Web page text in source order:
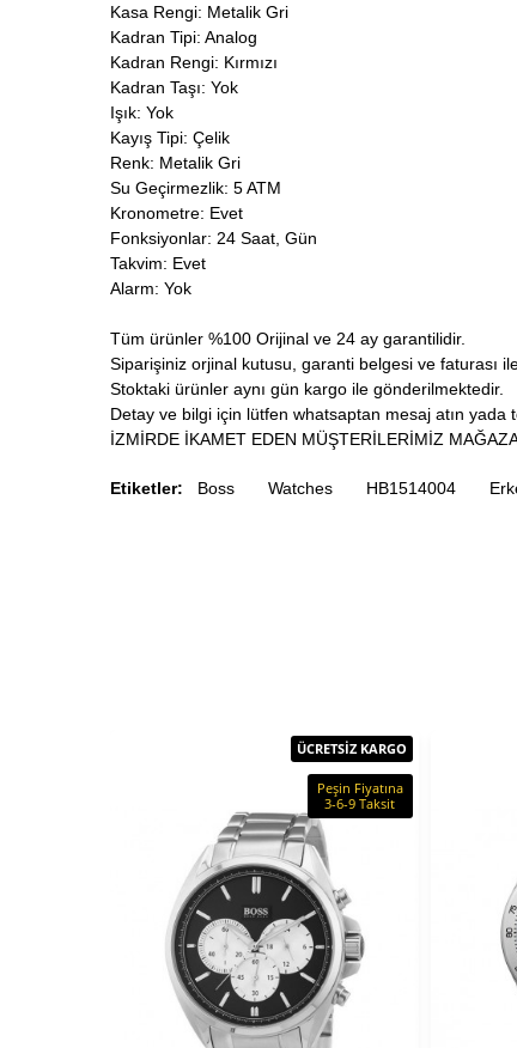
Kasa Rengi: Metalik Gri
Kadran Tipi: Analog
Kadran Rengi: Kırmızı
Kadran Taşı: Yok
Işık: Yok
Kayış Tipi: Çelik
Renk: Metalik Gri
Su Geçirmezlik: 5 ATM
Kronometre: Evet
Fonksiyonlar: 24 Saat, Gün
Takvim: Evet
Alarm: Yok
Tüm ürünler %100 Orijinal ve 24 ay garantilidir.
Siparişiniz orjinal kutusu, garanti belgesi ve faturası
Stoktaki ürünler aynı gün kargo ile gönderilmektedir.
Detay ve bilgi için lütfen whatsaptan mesaj atın yada
İZMİRDE İKAMET EDEN MÜŞTERİLERİMİZ
Etiketler: Boss Watches HB1514004
ÜCRETSİZ KARGO
Peşin Fiyatına
3-6-9 Taksit